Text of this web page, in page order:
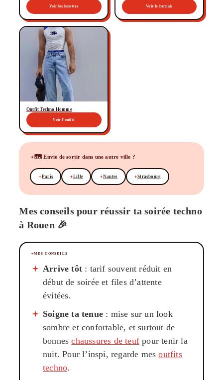
Voir les lunettes Voir le harnais
Outfit Techno Homme
Voir l’outfit
🗺️ Envie de sortir dans une autre ville ?
Paris Lille Nantes Strasbourg
Mes conseils pour réussir ta soirée techno
à Rouen 🎉
MES CONSEILS
Arrive tôt: tarif souvent réduit en
début de soirée et files d’attente
évitées.
Soigne ta tenue: mise sur un look
sombre et confortable, et surtout de
bonneschaussures de teufpour tenir la
nuit. Pour l’inspi, regarde mesoutfits
techno.